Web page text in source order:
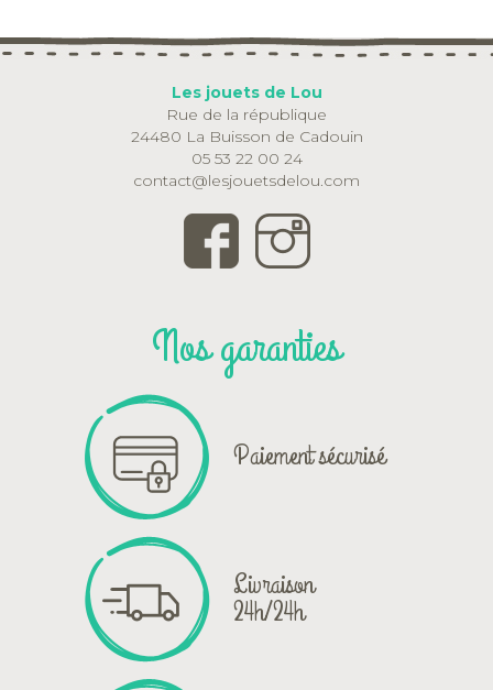
Les jouets de Lou
Rue de la république
24480 La Buisson de Cadouin
05 53 22 00 24
contact@lesjouetsdelou.com
Nos garanties
Paiement sécurisé
Livraison
24h/24h